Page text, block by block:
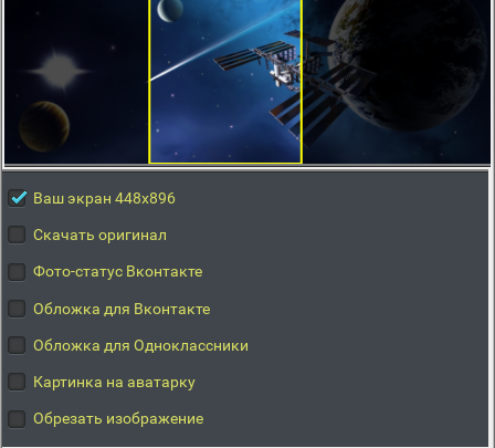
Ваш экран 448x896
Скачать оригинал
Фото-статус Вконтакте
Обложка для Вконтакте
Обложка для Одноклассники
Картинка на аватарку
Обрезать изображение